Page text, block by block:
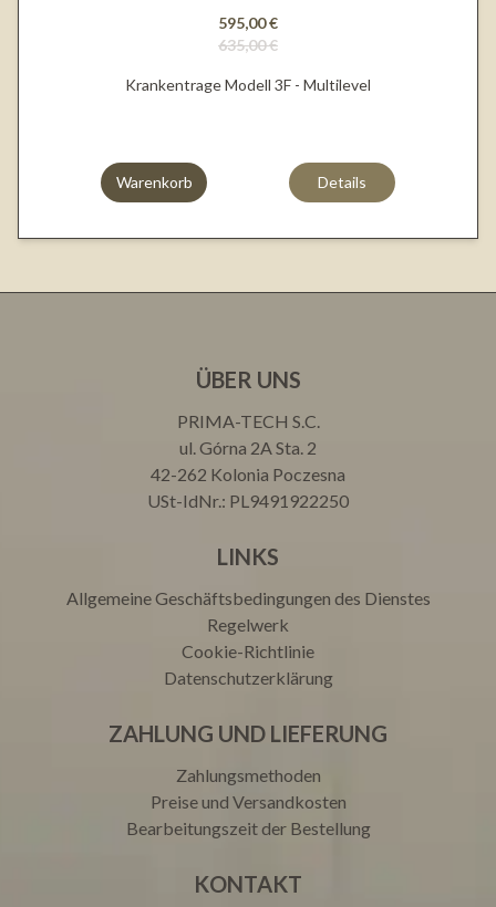
595,00 €
635,00 €
Krankentrage Modell 3F - Multilevel
Warenkorb Details
ÜBER UNS
PRIMA-TECH S.C.
ul. Górna 2A Sta. 2
42-262 Kolonia Poczesna
USt-IdNr.: PL9491922250
LINKS
Allgemeine Geschäftsbedingungen des Dienstes
Regelwerk
Cookie-Richtlinie
Datenschutzerklärung
ZAHLUNG UND LIEFERUNG
Zahlungsmethoden
Preise und Versandkosten
Bearbeitungszeit der Bestellung
KONTAKT